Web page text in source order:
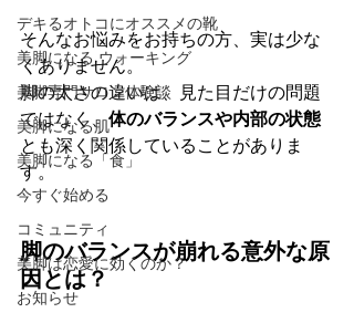
デキるオトコにオススメの靴
美脚になる ウォーキング
美脚専門サロン体験談
美脚になる肌
美脚になる「食」
今すぐ始める
コミュニティ
美脚は恋愛に効くのか？
お知らせ
そんなお悩みをお持ちの方、実は少な
くありません。
脚の太さの違いは、見た目だけの問題
ではなく、体のバランスや内部の状態
とも深く関係していることがありま
す。
脚のバランスが崩れる意外な原
因とは？